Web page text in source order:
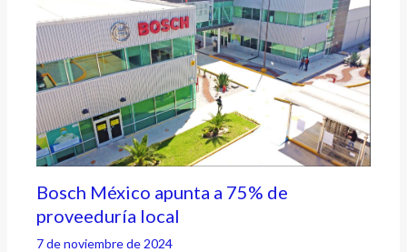
Bosch México apunta a 75% de
proveeduría local
7 de noviembre de 2024